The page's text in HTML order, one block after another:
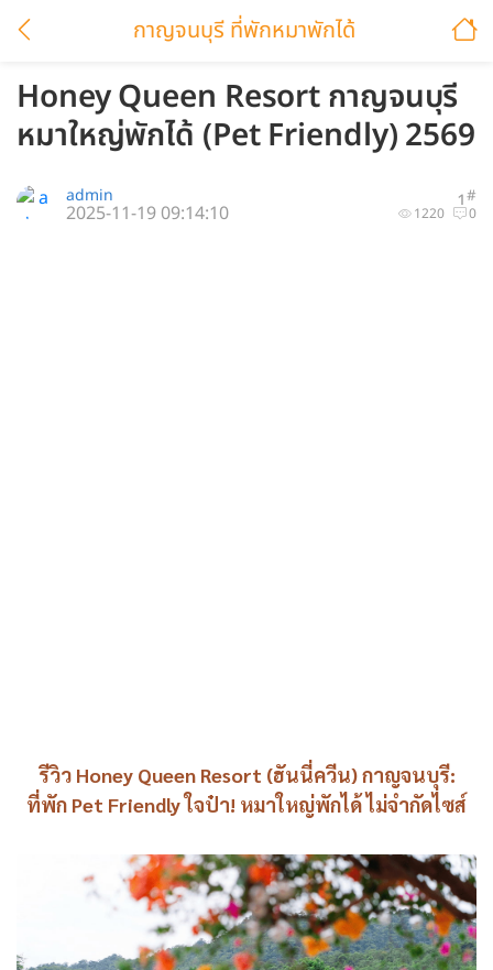
กาญจนบุรี ที่พักหมาพักได้
Honey Queen Resort กาญจนบุรี
หมาใหญ่พักได้ (Pet Friendly) 2569
1#
admin
1220 0
2025-11-19 09:14:10
รีวิว Honey Queen Resort (ฮันนี่ควีน) กาญจนบุรี:
ที่พัก Pet Friendly ใจป๋า! หมาใหญ่พักได้ ไม่จำกัดไซส์